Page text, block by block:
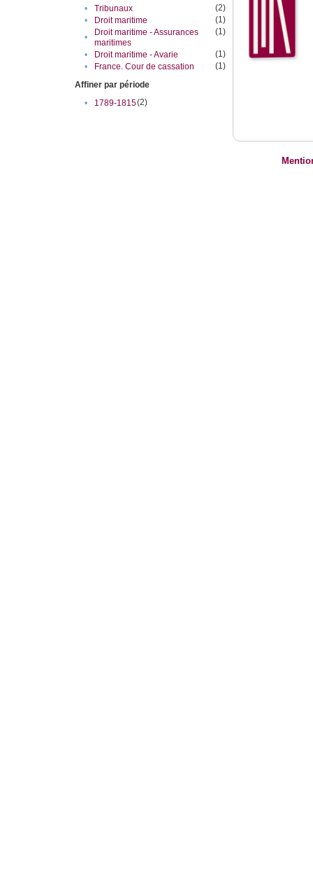
•
Tribunaux
(2)
•
Droit maritime
(1)
•
Droit maritime - Assurances
maritimes
(1)
• Droit maritime - Avarie
(1)
•
France. Cour de cassation
(1)
Affiner par période
•
1789-1815(2)